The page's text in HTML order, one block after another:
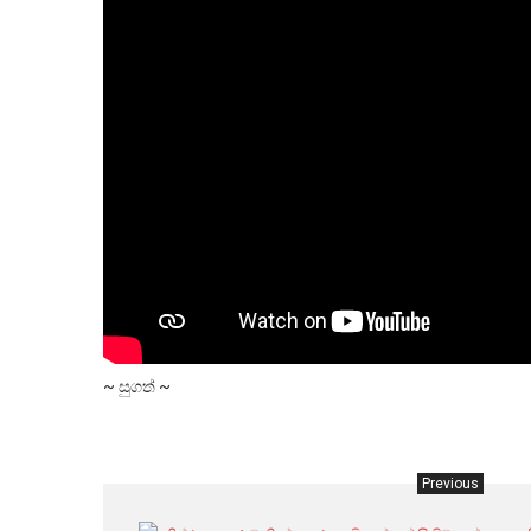
~ සුගත් ~
Previous